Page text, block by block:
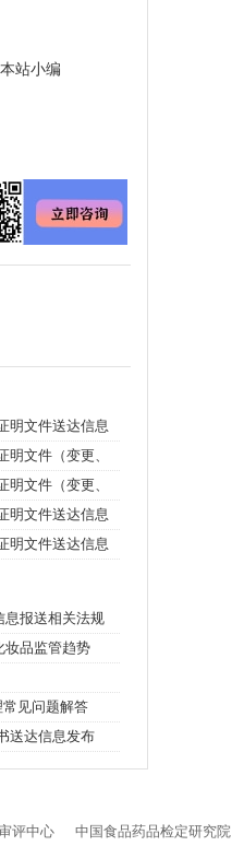
站小编
明文件送达信息
明文件（变更、
明文件（变更、
明文件送达信息
明文件送达信息
息报送相关法规
妆品监管趋势
见问题解答
送达信息发布
评中心 中国食品药品检定研究院